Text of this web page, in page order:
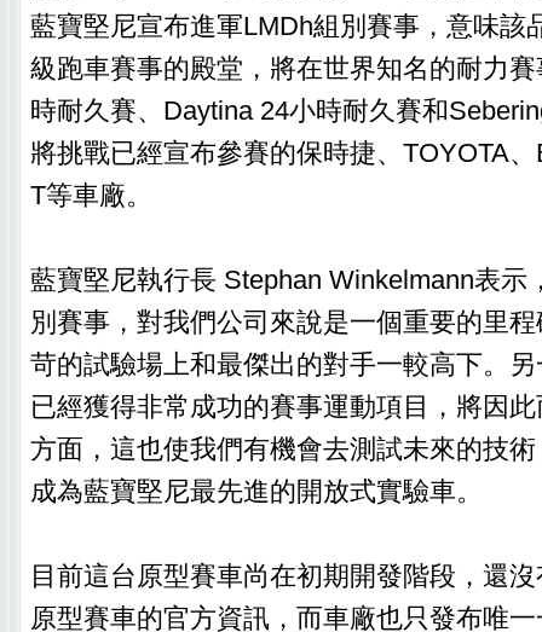
藍寶堅尼宣布進軍LMDh組別賽事，意味該
級跑車賽事的殿堂，將在世界知名的耐力
時耐久賽、Daytina 24小時耐久賽和
將挑戰已經宣布參賽的保時捷、TOYOTA
T等車廠。
藍寶堅尼執行長 Stephan Winkelmann表示
別賽事，對我們公司來說是一個重要的里
苛的試驗場上和最傑出的對手一較高下。
已經獲得非常成功的賽事運動項目，將因
方面，這也使我們有機會去測試未來的技
成為藍寶堅尼最先進的開放式實驗車。
目前這台原型賽車尚在初期開發階段，還
原型賽車的官方資訊，而車廠也只發布唯